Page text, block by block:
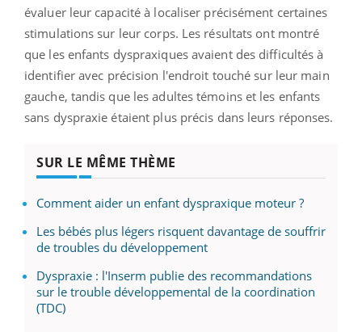
évaluer leur capacité à localiser précisément certaines
stimulations sur leur corps. Les résultats ont montré
que les enfants dyspraxiques avaient des difficultés à
identifier avec précision l'endroit touché sur leur main
gauche, tandis que les adultes témoins et les enfants
sans dyspraxie étaient plus précis dans leurs réponses.
SUR LE MÊME THÈME
Comment aider un enfant dyspraxique moteur ?
Les bébés plus légers risquent davantage de souffrir
de troubles du développement
Dyspraxie : l'Inserm publie des recommandations
sur le trouble développemental de la coordination
(TDC)